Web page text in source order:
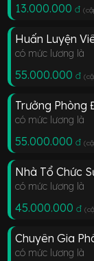
13.000.000 đ
Huấn Luyện
có mức lương là
55.000.000 đ
Trưởng Phòng
có mức lương là
55.000.000 đ
Nhà Tổ Chức
có mức lương là
45.000.000 đ
Chuyên Gia
có mức lương là